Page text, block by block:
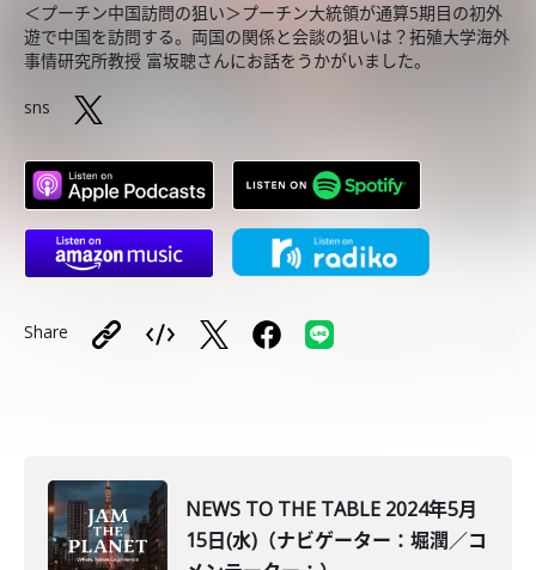
＜プーチン中国訪問の狙い＞プーチン大統領が通算5期目の初外
遊で中国を訪問する。両国の関係と会談の狙いは？拓殖大学海外
事情研究所教授 富坂聰さんにお話をうかがいました。
sns
Share
NEWS TO THE TABLE 2024年5月
15日(水)（ナビゲーター：堀潤／コ